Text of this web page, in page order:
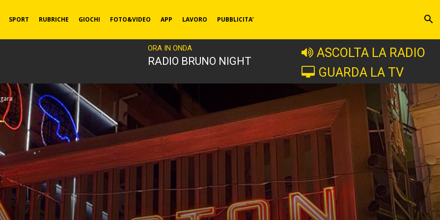
SPORT RUBRICHE GIOCHI FOTO&VIDEO APP LAVORO PUBBLICITA’
ORA IN ONDA
RADIO BRUNO NIGHT
ASCOLTA LA RADIO
GUARDA LA TV